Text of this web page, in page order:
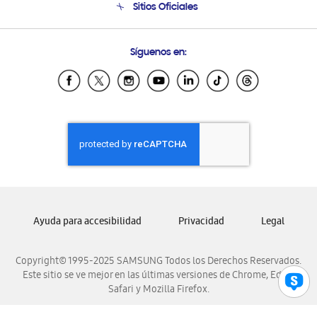
Soporte vía eMail
Sitios Oficiales
Samsung Ecuador
Samsung El Salvador
Samsung Honduras
Samsung Nicaragua
Samsung Panamá
Samsung Venezuela
Síguenos en:
Copyright© 1995-2025 SAMSUNG Todos los Derechos Reservados.
Este sitio se ve mejor en las últimas versiones de Chrome, Edge,
Safari y Mozilla Firefox.
Ayuda para accesibilidad Privacidad Legal